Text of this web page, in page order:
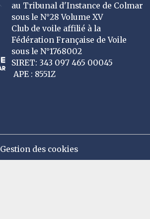
au Tribunal d'Instance de Colmar
sous le N°28 Volume XV
Club de voile affilié à la
Fédération Française de Voile
sous le N°1768002
SIRET: 343 097 465 00045
APE : 8551Z
Gestion des cookies